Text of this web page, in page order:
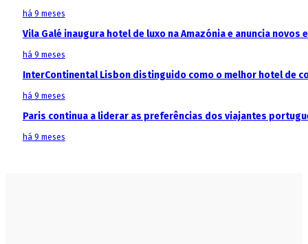
há 9 meses
Vila Galé inaugura hotel de luxo na Amazónia e anuncia
há 9 meses
InterContinental Lisbon distinguido como o melhor hotel de
há 9 meses
Paris continua a liderar as preferências dos viajantes
há 9 meses